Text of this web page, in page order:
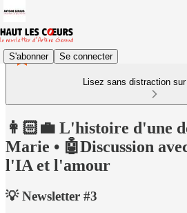
S'abonner Se connecter
Lisez sans distraction
👩🏻‍💼 L'histoire d'une
Marie • 🤖Discussion
l'IA et l'amour
💡 Newsletter #3